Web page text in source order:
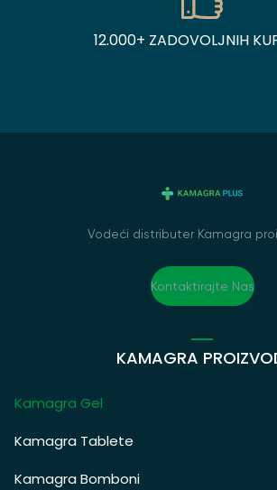
12.000+ ZADOVOLJNIH
Vodeći distributer Kamagra
Kontaktirajte Nas
KAMAGRA
Kamagra Gel
Kamagra Tablete
Kamagra Bomboni